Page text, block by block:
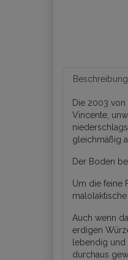
Beschreibung
Die 2003
Vincente,
gleichmäßig
Der Boden
Um die feine
Auch wenn
erdigen
lebendig
durchaus